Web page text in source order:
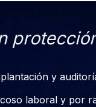
y
laboral y por